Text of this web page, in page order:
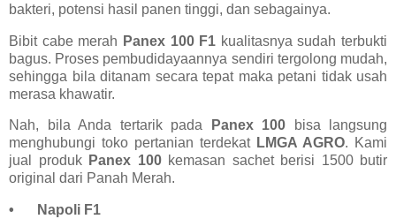
bakteri, potensi hasil panen tinggi, dan sebagainya.
Bibit cabe merah Panex 100 F1 kualitasnya sudah terbukti
bagus. Proses pembudidayaannya sendiri tergolong mudah,
sehingga bila ditanam secara tepat maka petani tidak usah
merasa khawatir.
Nah, bila Anda tertarik pada Panex 100 bisa langsung
menghubungi toko pertanian terdekat LMGA AGRO. Kami
jual produk Panex 100kemasan sachet berisi 1500 butir
original dari Panah Merah.
• Napoli F1